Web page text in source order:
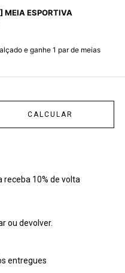
CALCULAR
receba 10% de volta
ou devolver.
entregues